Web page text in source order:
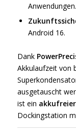
Anwendungen.
Android 16.
Dank
Akkulaufzeit von
ausgetauscht
ist ein
Dockingstation